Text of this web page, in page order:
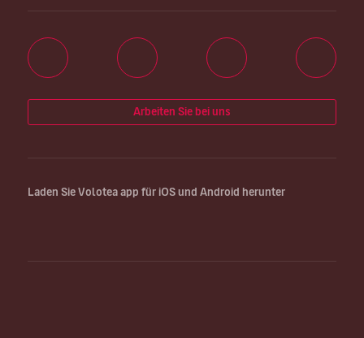
Arbeiten Sie bei uns
Laden Sie Volotea app für iOS und Android herunter